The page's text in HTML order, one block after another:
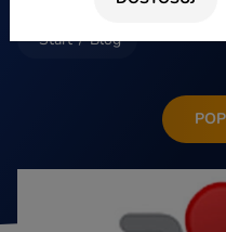
Start / Blog